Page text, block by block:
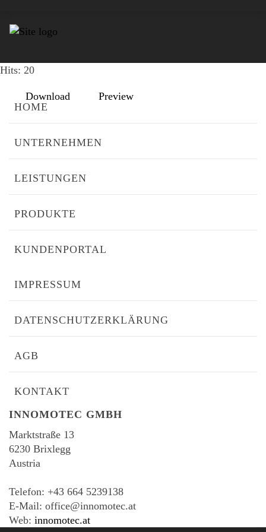
File size: 2.27 MB
Hits: 20
Download
Preview
HOME
UNTERNEHMEN
LEISTUNGEN
PRODUKTE
KUNDENPORTAL
IMPRESSUM
DATENSCHUTZERKLÄRUNG
AGB
KONTAKT
INNOMOTEC GMBH
Marktstraße 13
6230 Brixlegg
Austria
Telefon: +43 664 5239138
E-Mail: office@innomotec.at
Web: innomotec.at